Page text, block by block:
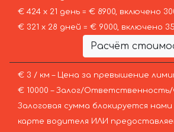
€ 424 х 21 день = € 8900, включено
€ 321 х 28 дней = € 9000, включено
Расчёт
€ 3 / км – Цена за превышение
€ 10000 – Залог/
Залоговая сумма блокируется
карте водителя ИЛИ